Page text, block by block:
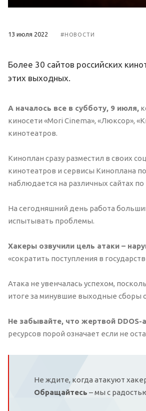
13 июля 2022 #НОВОСТИ
Более 30 сайтов российских
этих выходных.
А началось все в субботу, 9 июля,
киносети «Mori Cinema», «Люксор»,
кинотеатров.
Киноплан сразу разместил в своих
кинотеатров и сервисы Киноплана
наблюдается на различных сайтах по
На сегодняшний день работа
испытывать проблемы.
Хакеры озвучили цель атаки –
«сократить поступления в
Атака не увенчалась успехом,
итоге за минувшие выходные сборы
Не забывайте, что жертвой
ресурсов порой означает если не
Не ждите, когда атакуют
Обращайтесь – мы с